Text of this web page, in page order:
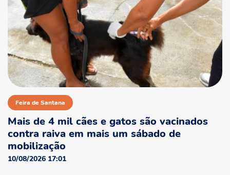
Feira de Santana
Mais de 4 mil cães e gatos são vacinados
contra raiva em mais um sábado de
mobilização
10/08/2026 17:01